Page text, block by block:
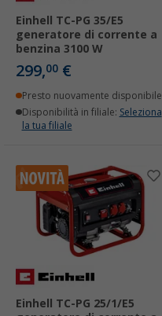
Einhell TC-PG 35/E5
generatore di corrente a
benzina 3100 W
299,00 €
Presto nuovamente disponibile
Disponibilità in filiale: Seleziona
la tua filiale
Einhell TC-PG 25/1/E5